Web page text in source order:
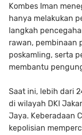
Kombes Iman
hanya melakukan
langkah
rawan, pembinaan
poskamling, serta
membantu
Saat ini, lebih dari
di wilayah DKI
Jaya. Keberadaan
kepolisian